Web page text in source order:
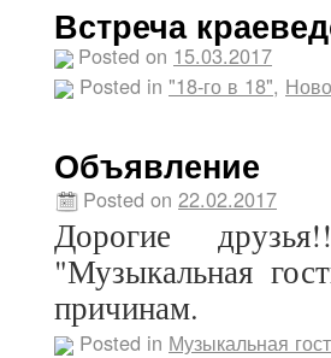
Встреча
Posted on 15.03.2017
Posted in "18-го в 18",
Объявление
Posted on 22.02.2017
Дорогие
"Музыкальная
причинам.
Posted in Музыкальная